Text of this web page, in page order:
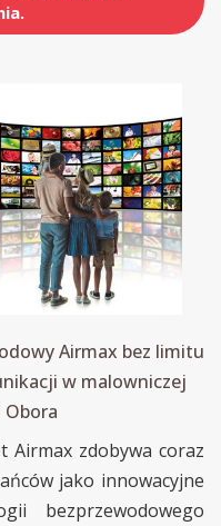
Airmax bez limitu
w malowniczej
Airmax zdobywa coraz
jako innowacyjne
bezprzewodowego